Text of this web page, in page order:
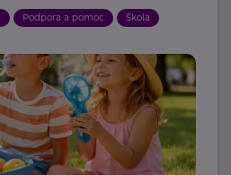
Podpora a pomoc Škola